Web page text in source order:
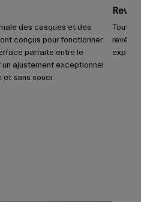
des casques et des
conçus pour fonctionner
parfaite entre le
ajustement exceptionnel
et sans souci.
Toutes